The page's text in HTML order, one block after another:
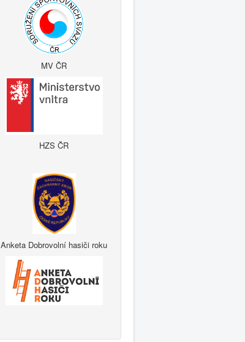
MV ČR
HZS ČR
Anketa Dobrovolní hasiči roku